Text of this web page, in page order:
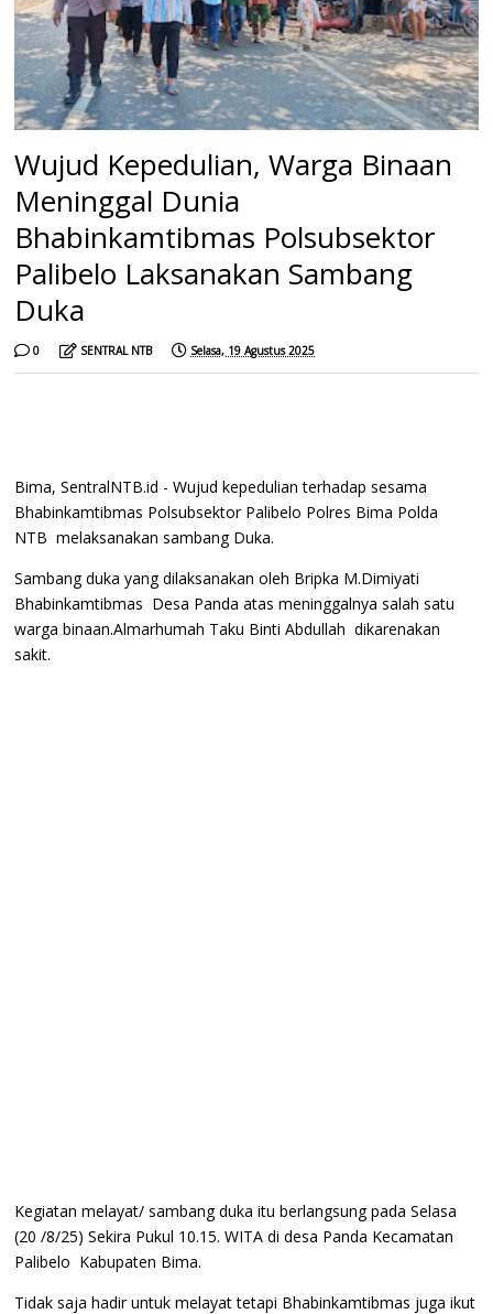
Wujud Kepedulian, Warga Binaan
Meninggal Dunia
Bhabinkamtibmas Polsubsektor
Palibelo Laksanakan Sambang
Duka
0 SENTRAL NTB Selasa, 19 Agustus 2025
Bima, SentralNTB.id - Wujud kepedulian terhadap sesama
Bhabinkamtibmas Polsubsektor Palibelo Polres Bima Polda
NTB melaksanakan sambang Duka.
Sambang duka yang dilaksanakan oleh Bripka M.Dimiyati
Bhabinkamtibmas Desa Panda atas meninggalnya salah satu
warga binaan.Almarhumah Taku Binti Abdullah dikarenakan
sakit.
Kegiatan melayat/ sambang duka itu berlangsung pada Selasa
(20 /8/25) Sekira Pukul 10.15. WITA di desa Panda Kecamatan
Palibelo Kabupaten Bima.
Tidak saja hadir untuk melayat tetapi Bhabinkamtibmas juga ikut